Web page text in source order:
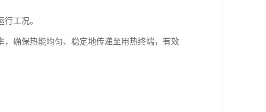
工况。
确保热能均匀、稳定地传递至用热终端，有效